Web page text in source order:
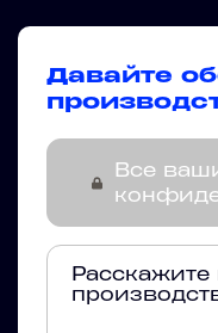
Давайте
Все